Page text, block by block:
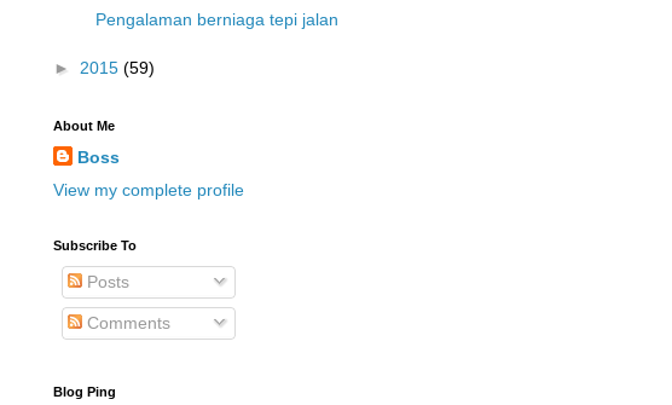
Pengalaman berniaga tepi jalan
► 2015 (59)
About Me
Boss
View my complete profile
Subscribe To
Posts
Comments
Blog Ping